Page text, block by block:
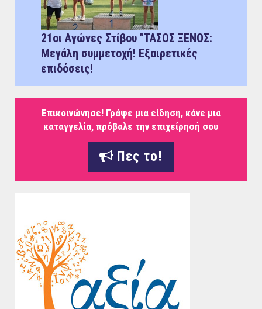
21οι Αγώνες Στίβου "ΤΑΣΟΣ ΞΕΝΟΣ:
Μεγάλη συμμετοχή! Εξαιρετικές
επιδόσεις!
Επικοινώνησε! Γράψε μια είδηση, κάνε μια
καταγγελία, πρόβαλε την επιχείρησή σου
Πες το!